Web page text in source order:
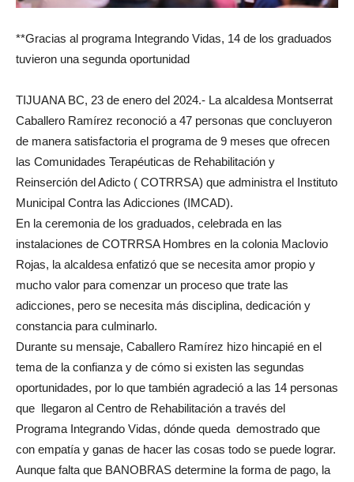
**Gracias al programa Integrando Vidas, 14 de los graduados
tuvieron una segunda oportunidad
TIJUANA BC, 23 de enero del 2024.- La alcaldesa Montserrat
Caballero Ramírez reconoció a 47 personas que concluyeron
de manera satisfactoria el programa de 9 meses que ofrecen
las Comunidades Terapéuticas de Rehabilitación y
Reinserción del Adicto ( COTRRSA) que administra el Instituto
Municipal Contra las Adicciones (IMCAD).
En la ceremonia de los graduados, celebrada en las
instalaciones de COTRRSA Hombres en la colonia Maclovio
Rojas, la alcaldesa enfatizó que se necesita amor propio y
mucho valor para comenzar un proceso que trate las
adicciones, pero se necesita más disciplina, dedicación y
constancia para culminarlo.
Durante su mensaje, Caballero Ramírez hizo hincapié en el
tema de la confianza y de cómo si existen las segundas
oportunidades, por lo que también agradeció a las 14 personas
que llegaron al Centro de Rehabilitación a través del
Programa Integrando Vidas, dónde queda demostrado que
con empatía y ganas de hacer las cosas todo se puede lograr.
Aunque falta que BANOBRAS determine la forma de pago, la